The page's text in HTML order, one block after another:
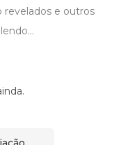
revelados e outros